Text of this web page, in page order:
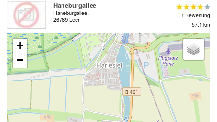
Haneburgallee
Haneburgallee,
26789 Leer
1 Bewertung
57.1 km
+
−